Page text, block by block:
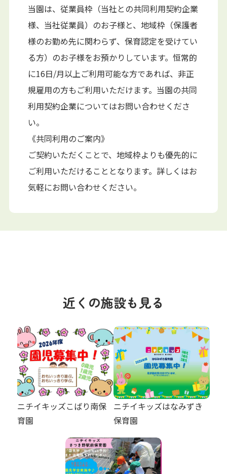
当園は、従業員枠（当社との共同利用契約企業
様、当社従業員）のお子様と、地域枠（保護者
様のお勤め先に関わらず、保育認定を受けてい
る方）のお子様をお預かりしています。恒常的
に16日/月以上ご利用可能な方であれば、非正
規雇用の方もご利用いただけます。当園の共同
利用契約企業についてはお問い合わせくださ
い。
《共同利用のご案内》
ご契約いただくことで、地域枠よりも優先的に
ご利用いただけることとなります。詳しくはお
気軽にお問い合わせください。
近くの施設も見る
ニチイキッズこばり南保
育園
ニチイキッズはなみずき
保育園